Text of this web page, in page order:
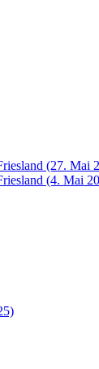
(27. Mai
(4. Mai